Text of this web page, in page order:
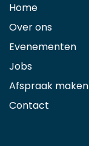
Home
Over ons
Evenementen
Jobs
Afspraak maken
Contact